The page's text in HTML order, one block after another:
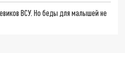
ВСУ. Но беды для малышей не